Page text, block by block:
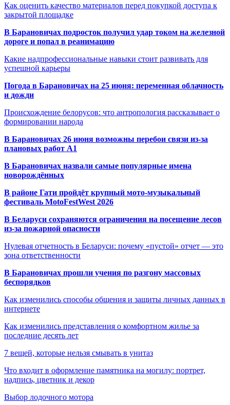
Как оценить качество материалов перед покупкой доступа к
закрытой площадке
В Барановичах подросток получил удар током на железной
дороге и попал в реанимацию
Какие надпрофессиональные навыки стоит развивать для
успешной карьеры
Погода в Барановичах на 25 июня: переменная облачность
и дожди
Происхождение белорусов: что антропология рассказывает о
формировании народа
В Барановичах 26 июня возможны перебои связи из-за
плановых работ A1
В Барановичах назвали самые популярные имена
новорождённых
В районе Гати пройдёт крупный мото-музыкальный
фестиваль MotoFestWest 2026
В Беларуси сохраняются ограничения на посещение лесов
из-за пожарной опасности
Нулевая отчетность в Беларуси: почему «пустой» отчет — это
зона ответственности
В Барановичах прошли учения по разгону массовых
беспорядков
Как изменились способы общения и защиты личных данных в
интернете
Как изменились представления о комфортном жилье за
последние десять лет
7 вещей, которые нельзя смывать в унитаз
Что входит в оформление памятника на могилу: портрет,
надпись, цветник и декор
Выбор лодочного мотора